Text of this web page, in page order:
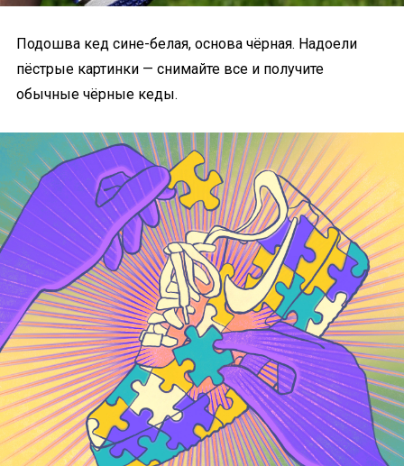
Подошва кед сине-белая, основа чёрная. Надоели
пёстрые картинки — снимайте все и получите
обычные чёрные кеды.